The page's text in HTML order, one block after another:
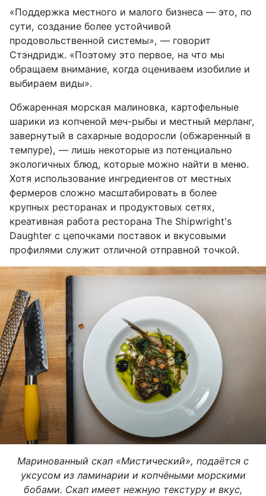
«Поддержка местного и малого бизнеса — это, по
сути, создание более устойчивой
продовольственной системы», — говорит
Стэндридж. «Поэтому это первое, на что мы
обращаем внимание, когда оцениваем изобилие и
выбираем виды».
Обжаренная морская малиновка, картофельные
шарики из копченой меч-рыбы и местный мерланг,
завернутый в сахарные водоросли (обжаренный в
темпуре), — лишь некоторые из потенциально
экологичных блюд, которые можно найти в меню.
Хотя использование ингредиентов от местных
фермеров сложно масштабировать в более
крупных ресторанах и продуктовых сетях,
креативная работа ресторана The Shipwright's
Daughter с цепочками поставок и вкусовыми
профилями служит отличной отправной точкой.
Маринованный скап «Мистический», подаётся с
уксусом из ламинарии и копчёными морскими
бобами. Скап имеет нежную текстуру и вкус,